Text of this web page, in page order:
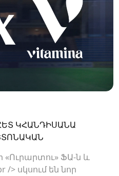
ԿՀԱՆԴԻՍԱՆԱ
«Ուրարտու» ՖԱ-ն և
> սկսում են նոր